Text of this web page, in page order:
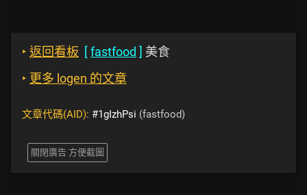
‣ 返回看板 [fastfood ] 美食
‣ 更多 logen 的文章
文章代碼(AID): #1gIzhPsi (fastfood)
關閉廣告 方便截圖